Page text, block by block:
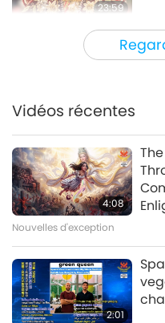
23:59
Les traces culturelles de par le
24:32
21:30
et
Vidéos récentes
4:08
Nouvelles d'exception
2:01